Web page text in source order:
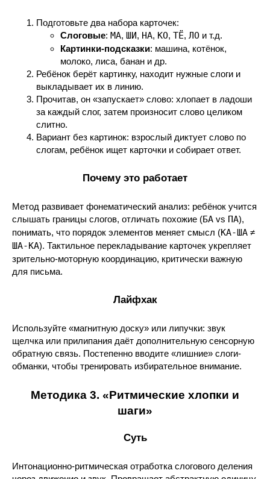
Подготовьте два набора карточек:
Слоговые: МА, ШИ, НА, КО, ТЁ, ЛО и т.д.
Картинки-подсказки: машина, котёнок,
молоко, лиса, банан и др.
Ребёнок берёт картинку, находит нужные слоги и
выкладывает их в линию.
Прочитав, он «запускает» слово: хлопает в ладоши
за каждый слог, затем произносит слово целиком
слитно.
Вариант без картинок: взрослый диктует слово по
слогам, ребёнок ищет карточки и собирает ответ.
Почему это работает
Метод развивает фонематический анализ: ребёнок учится
слышать границы слогов, отличать похожие (БА vs ПА),
понимать, что порядок элементов меняет смысл (КА-ША ≠
ША-КА). Тактильное перекладывание карточек укрепляет
зрительно-моторную координацию, критически важную
для письма.
Лайфхак
Используйте «магнитную доску» или липучки: звук
щелчка или прилипания даёт дополнительную сенсорную
обратную связь. Постепенно вводите «лишние» слоги-
обманки, чтобы тренировать избирательное внимание.
Методика 3. «Ритмические хлопки и
шаги»
Суть
Интонационно-ритмическая отработка слогового деления